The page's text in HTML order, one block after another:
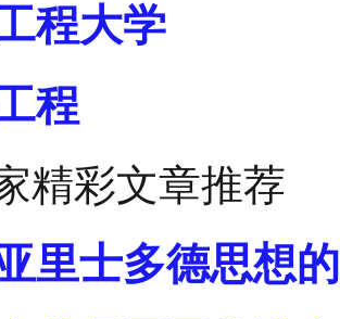
程大学
程
精彩文章推荐
里士多德思想